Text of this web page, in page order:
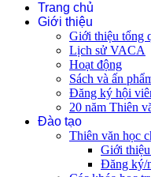
Trang chủ
Giới thiệu
Giới thiệu tổng
Lịch sử VACA
Hoạt động
Sách và ấn
Đăng ký hội
20 năm Thiên
Đào tạo
Thiên văn học
Giới
Đăng ký/